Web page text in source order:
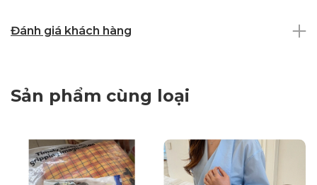
Đánh giá khách hàng
Sản phẩm cùng loại